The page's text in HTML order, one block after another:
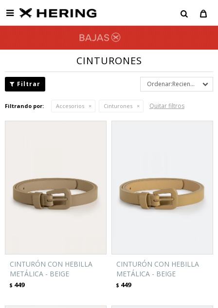

CINTURONES
Recientes
Filtrando por: Accesorios Cinturones Quitar filtros
CINTURÓN CON HEBILLA
METÁLICA - BEIGE
$ 449
CINTURÓN CON HEBILLA
METÁLICA - BEIGE
$ 449